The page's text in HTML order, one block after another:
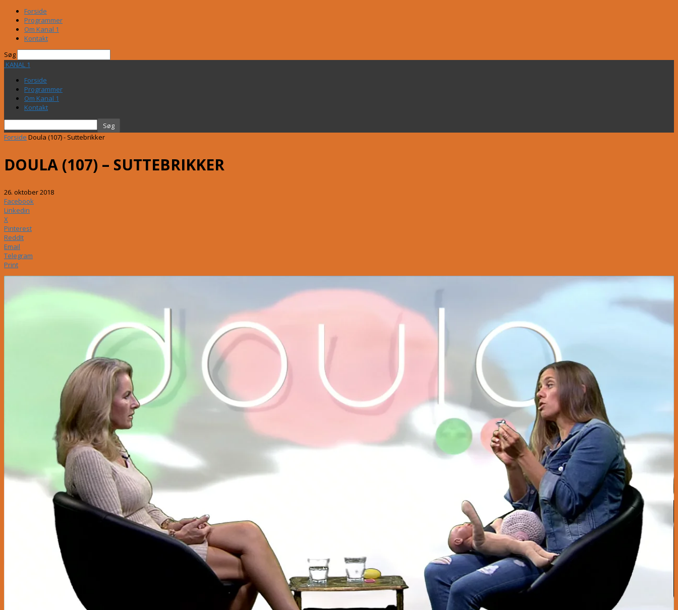
Forside
Programmer
Om Kanal 1
Kontakt
Søg
KANAL 1
Forside
Programmer
Om Kanal 1
Kontakt
Forside Doula (107) - Suttebrikker
DOULA (107) – SUTTEBRIKKER
26. oktober 2018
Facebook
Linkedin
X
Pinterest
ReddIt
Email
Telegram
Print